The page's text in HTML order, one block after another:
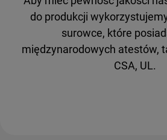
do produkcji
surowce, które
międzynarodowych atestów,
CSA, UL.